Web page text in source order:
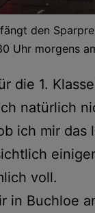
den
Uhr morgens
die 1.
natürlich
ich mir das
voll.
in Buchloe